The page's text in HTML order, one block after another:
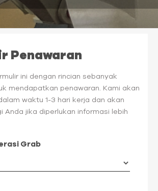
Penawaran
ini dengan rincian sebanyak
mendapatkan penawaran. Kami akan
waktu 1-3 hari kerja dan akan
Anda jika diperlukan informasi lebih
Grab